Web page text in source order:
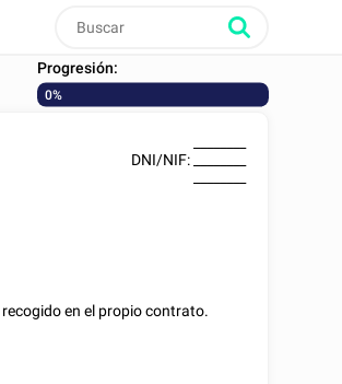
Progresión:
0%
DNI/NIF:
en el propio contrato.